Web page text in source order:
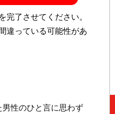
了させてください。
違っている可能性があ
性のひと言に思わず